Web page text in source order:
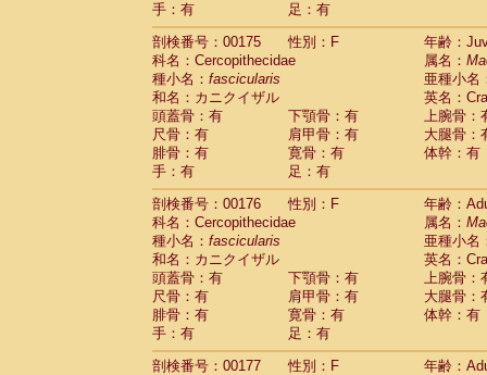
手：有
足：有
剖検番号：00175
性別：F
年齢：
科名：Cercopithecidae
属名：
種小名： fascicularis
亜種小名
和名：カニクイザル
英名：
頭蓋骨：有
下顎骨：有
上腕骨：
尺骨：有
肩甲骨：有
大腿骨：
腓骨：有
寛骨：有
体幹：有
手：有
足：有
剖検番号：00176
性別：F
年齢：
科名：Cercopithecidae
属名：
種小名： fascicularis
亜種小名
和名：カニクイザル
英名：
頭蓋骨：有
下顎骨：有
上腕骨：
尺骨：有
肩甲骨：有
大腿骨：
腓骨：有
寛骨：有
体幹：有
手：有
足：有
剖検番号：00177
性別：F
年齢：